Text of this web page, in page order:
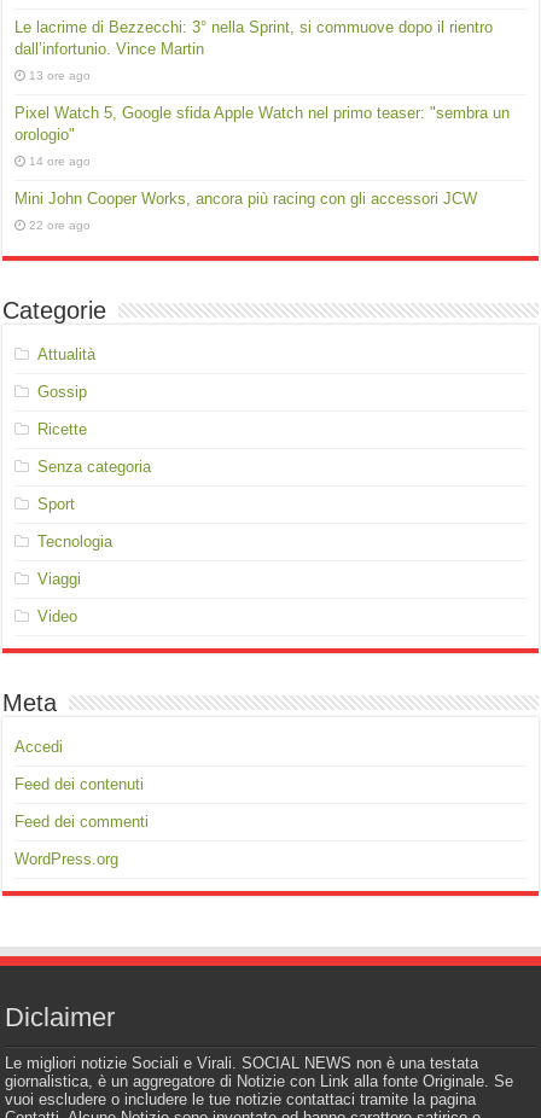
Le lacrime di Bezzecchi: 3° nella Sprint, si commuove dopo il rientro
dall’infortunio. Vince Martin
13 ore ago
Pixel Watch 5, Google sfida Apple Watch nel primo teaser: "sembra un
orologio"
14 ore ago
Mini John Cooper Works, ancora più racing con gli accessori JCW
22 ore ago
Categorie
Attualità
Gossip
Ricette
Senza categoria
Sport
Tecnologia
Viaggi
Video
Meta
Accedi
Feed dei contenuti
Feed dei commenti
WordPress.org
Diclaimer
Le migliori notizie Sociali e Virali. SOCIAL NEWS non è una testata
giornalistica, è un aggregatore di Notizie con Link alla fonte Originale. Se
vuoi escludere o includere le tue notizie contattaci tramite la pagina